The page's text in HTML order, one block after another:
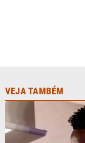
gera dúvidas
Virgínia sobraram